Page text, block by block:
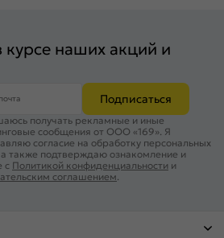
курсе наших акций и
Подписаться
получать рекламные и иные
сообщения от ООО «169». Я
согласие на обработку персональных
также подтверждаю ознакомление и
с Политикой конфиденциальности и
соглашением